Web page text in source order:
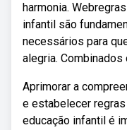
harmonia.
infantil são
necessários para
alegria. Combinados
Aprimorar a
e estabelecer
educação infantil é